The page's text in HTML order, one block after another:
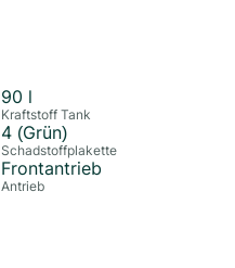
90 l
Kraftstoff Tank
4 (Grün)
Schadstoffplakette
Frontantrieb
Antrieb